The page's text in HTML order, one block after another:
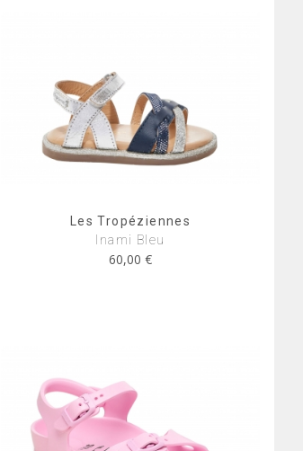
Les Tropéziennes
Inami Bleu
60,00 €